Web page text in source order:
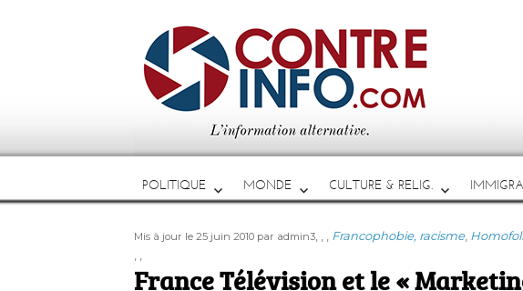
POLITIQUE MONDE CULTURE & RELIG.
Publié
Mis à jour le 25 juin 2010 Auteur
par admin3 Catégories
Francophobie, racisme,
Étiquettes
, , ,
, ,
France Télévision et le «